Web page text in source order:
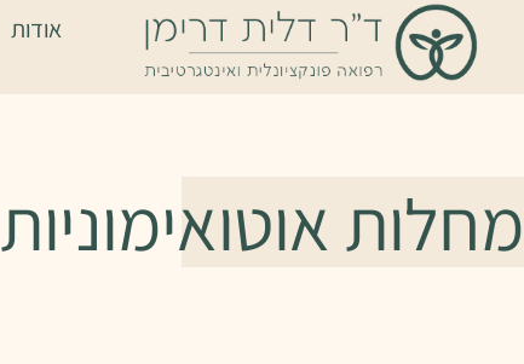
אודות
מחלות אוטואימוניות